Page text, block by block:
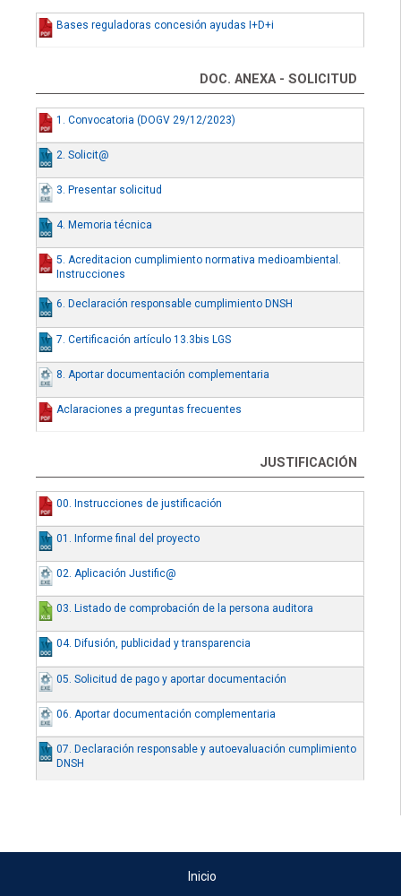
Bases reguladoras concesión ayudas I+D+i
DOC. ANEXA - SOLICITUD
1. Convocatoria (DOGV 29/12/2023)
2. Solicit@
3. Presentar solicitud
4. Memoria técnica
5. Acreditacion cumplimiento normativa medioambiental.
Instrucciones
6. Declaración responsable cumplimiento DNSH
7. Certificación artículo 13.3bis LGS
8. Aportar documentación complementaria
Aclaraciones a preguntas frecuentes
JUSTIFICACIÓN
00. Instrucciones de justificación
01. Informe final del proyecto
02. Aplicación Justific@
03. Listado de comprobación de la persona auditora
04. Difusión, publicidad y transparencia
05. Solicitud de pago y aportar documentación
06. Aportar documentación complementaria
07. Declaración responsable y autoevaluación cumplimiento
DNSH
Inicio